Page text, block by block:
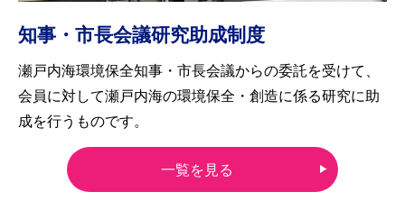
知事・市長会議研究助成制度
瀬戸内海環境保全知事・市長会議からの委託を受けて、
会員に対して瀬戸内海の環境保全・創造に係る研究に助
成を行うものです。
一覧を見る